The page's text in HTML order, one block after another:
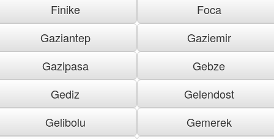
Finike
Foca
Gaziantep
Gaziemir
Gazipasa
Gebze
Gediz
Gelendost
Gelibolu
Gemerek